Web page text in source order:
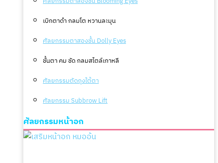
เบิกตาดำ กลมโต หวานละมุน
ศัลยกรรมตาสองชั้น Dolly Eyes
ชั้นตา คม ชัด กลมสไตล์เกาหลี
ศัลยกรรมตัดถุงใต้ตา
ศัลยกรรม Subbrow Lift
ศัลยกรรมหน้าอก